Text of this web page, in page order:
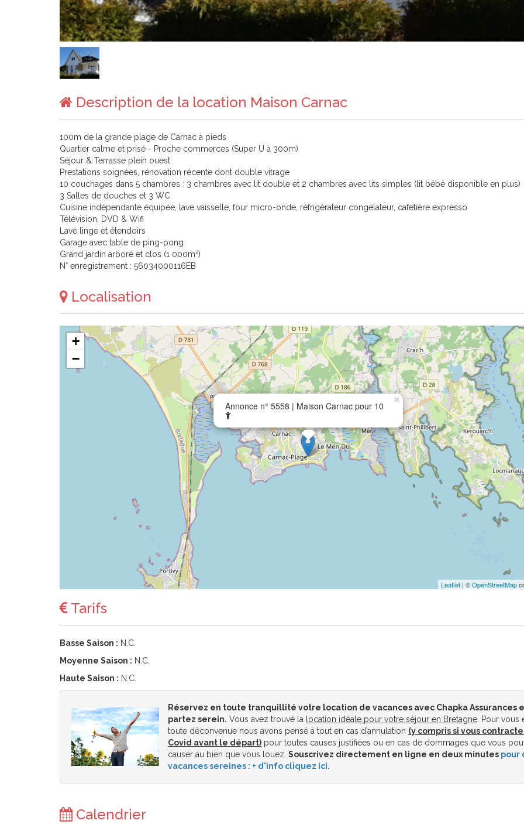
Description de la location Maison Carnac
100m de la grande plage de Carnac à pieds
Quartier calme et prisé - Proche commerces (Super U à 300m)
Séjour & Terrasse plein ouest
Prestations soignées, rénovation récente dont double vitrage
10 couchages dans 5 chambres : 3 chambres avec lit double et 2 chambres avec lits simples (lit bébé disponible en plus)
3 Salles de douches et 3 WC
Cuisine indépendante équipée, lave vaisselle, four micro-onde, réfrigérateur congélateur, cafetière expresso
Télévision, DVD & Wifi
Lave linge et étendoirs
Garage avec table de ping-pong
Grand jardin arboré et clos (1 000m²)
N° enregistrement : 56034000116EB
Localisation
Annonce n° 5558 | Maison Carnac pour 10
×
+
−
Leaflet| ©OpenStreetMap
Tarifs
Basse Saison : N.C.
Moyenne Saison : N.C.
Haute Saison : N.C.
Réservez en toute tranquillité votre location de vacances avec Chapka Assurances
partez serein. Vous avez trouvé la location idéale pour votre séjour en Bretagne . Pour vous
toute déconvenue nous avons pensé à tout en cas d’annulation (y compris si vous
Covid avant le départ) pour toutes causes justifiées ou en cas de dommages que vous
causer au bien que vous louez. Souscrivez directement en ligne en deux minutes pour
vacances sereines : + d'info cliquez ici.
Calendrier